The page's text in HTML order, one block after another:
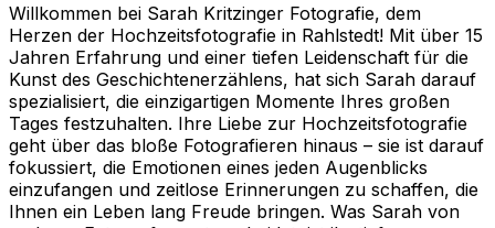
Willkommen bei Sarah Kritzinger Fotografie, dem
Herzen der Hochzeitsfotografie in Rahlstedt! Mit über 15
Jahren Erfahrung und einer tiefen Leidenschaft für die
Kunst des Geschichtenerzählens, hat sich Sarah darauf
spezialisiert, die einzigartigen Momente Ihres großen
Tages festzuhalten. Ihre Liebe zur Hochzeitsfotografie
geht über das bloße Fotografieren hinaus – sie ist darauf
fokussiert, die Emotionen eines jeden Augenblicks
einzufangen und zeitlose Erinnerungen zu schaffen, die
Ihnen ein Leben lang Freude bringen. Was Sarah von